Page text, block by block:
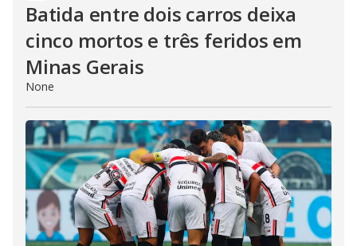
Batida entre dois carros deixa
cinco mortos e três feridos em
Minas Gerais
None